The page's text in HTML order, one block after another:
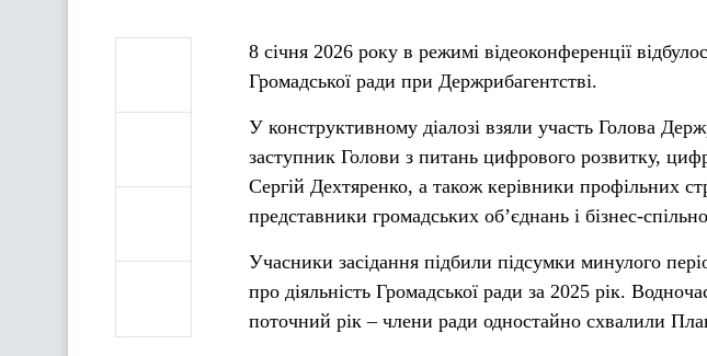
8 січня 2026 року в режимі відеоконференції
Громадської ради при Держрибагентстві.
У конструктивному діалозі взяли участь Голова
заступник Голови з питань цифрового розвитку,
Сергій Дехтяренко, а також керівники профільних
представники громадських об’єднань і бізнес-
Учасники засідання підбили підсумки минулого
про діяльність Громадської ради за 2025 рік.
поточний рік – члени ради одностайно схвалили